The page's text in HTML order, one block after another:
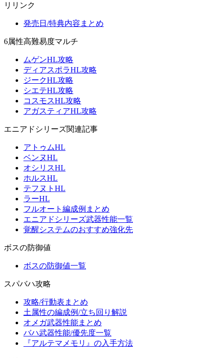
リリンク
発売日/特典内容まとめ
6属性高難易度マルチ
ムゲンHL攻略
ディアスポラHL攻略
ジークHL攻略
シエテHL攻略
コスモスHL攻略
アガスティアHL攻略
エニアドシリーズ関連記事
アトゥムHL
ベンヌHL
オシリスHL
ホルスHL
テフヌトHL
ラーHL
フルオート編成例まとめ
エニアドシリーズ武器性能一覧
覚醒システムのおすすめ強化先
ボスの防御値
ボスの防御値一覧
スパバハ攻略
攻略/行動表まとめ
土属性の編成例/立ち回り解説
オメガ武器性能まとめ
バハ武器性能/優先度一覧
『アルテマメモリ』の入手方法